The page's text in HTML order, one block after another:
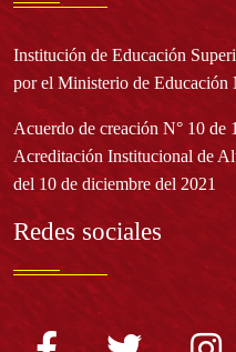
Institución de Educación
por el Ministerio de Educación
Acuerdo de creación N° 10 de
Acreditación Institucional de
del 10 de diciembre del 2021
Redes sociales